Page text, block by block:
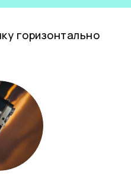
горизонтально